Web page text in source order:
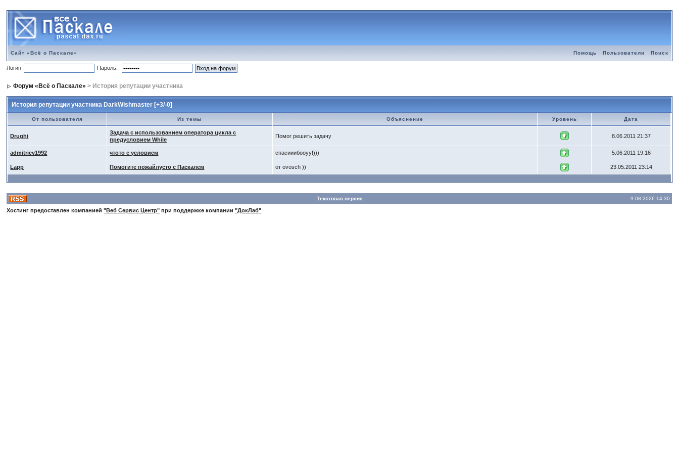
Сайт «Всё о Паскале» Помощь Пользователи Поиск
Логин Пароль:
Форум «Всё о Паскале» > История репутации участника
История репутации участника DarkWishmaster [+3/-0]
От пользователя Из темы Объяснение Уровень Дата
Drughi
Задача с использованием оператора цикла с
предусловием While
Помог решить задачу 8.06.2011 21:37
admitriev1992 чтото с условием спасииибооуу!))) 5.06.2011 19:16
Lapp Помогите пожайлусто с Паскалем от ovosch )) 23.05.2011 23:14
Текстовая версия 9.08.2026 14:30
Хостинг предоставлен компанией"Веб Сервис Центр" при поддержке компании"ДокЛаб"